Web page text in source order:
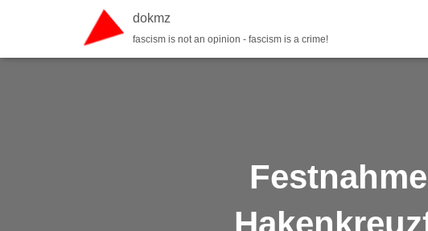
dokmz
fascism is not an opinion - fascism is a crime!